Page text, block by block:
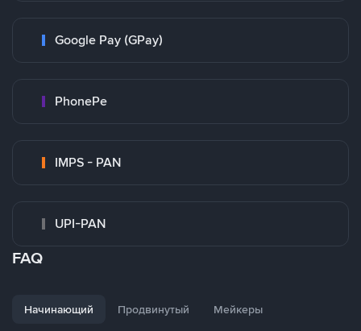
Google Pay (GPay)
PhonePe
IMPS - PAN
UPI-PAN
FAQ
Начинающий Продвинутый Мейкеры